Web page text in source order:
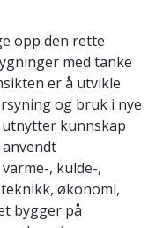
opp den rette
med tanke
er å utvikle
og bruk i nye
kunnskap
, kulde-,
økonomi,
bygger på